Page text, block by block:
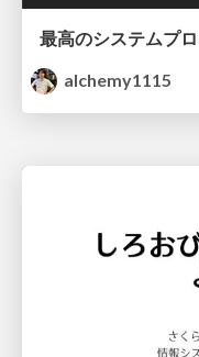
alchemy1115